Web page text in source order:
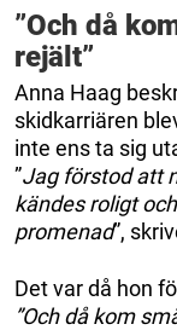
”Och då
rejält”
Anna Haag
skidkarriären
inte ens ta sig
”Jag förstod att
kändes roligt
promenad”,
Det var då hon
”Och då kom